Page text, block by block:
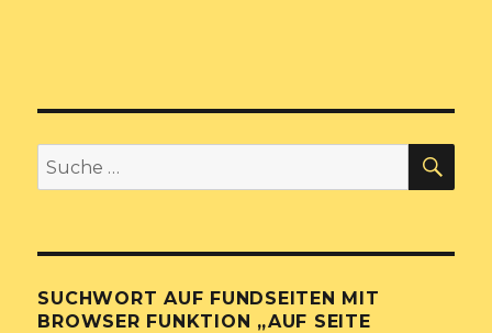
Suche
nach:
SUCHWORT AUF FUNDSEITEN MIT
BROWSER FUNKTION „AUF SEITE